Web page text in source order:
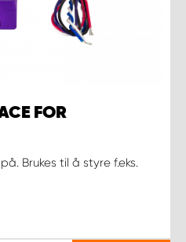
FOR
Brukes til å styre f.eks.